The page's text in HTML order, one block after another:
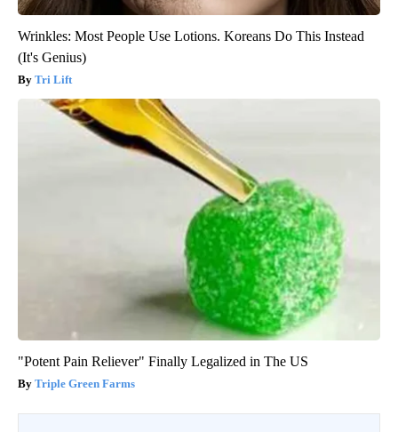
Wrinkles: Most People Use Lotions. Koreans Do This Instead
(It's Genius)
Tri Lift
"Potent Pain Reliever" Finally Legalized in The US
Triple Green Farms